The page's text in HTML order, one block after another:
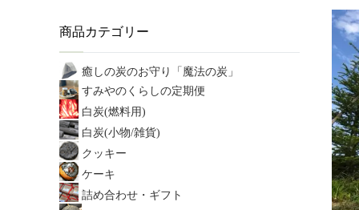
商品カテゴリー
癒しの炭のお守り「魔法の炭」
すみやのくらしの定期便
白炭(燃料用)
白炭(小物/雑貨)
クッキー
ケーキ
詰め合わせ・ギフト